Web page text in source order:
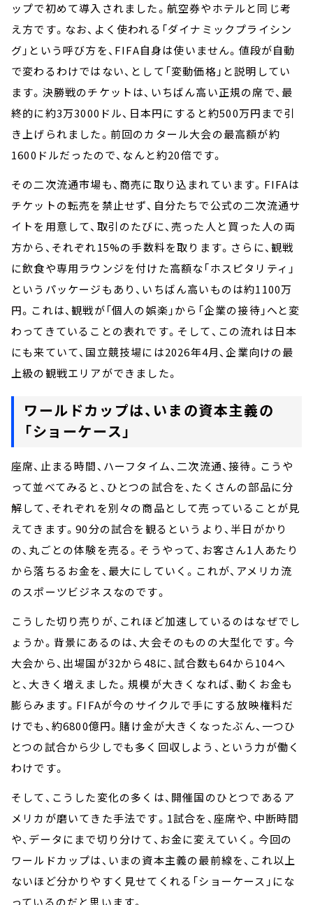
ップで初めて導入されました。航空券やホテルと同じ考
え方です。なお、よく使われる「ダイナミックプライシン
グ」という呼び方を、FIFA自身は使いません。値段が自動
で変わるわけではない、として「変動価格」と説明してい
ます。決勝戦のチケットは、いちばん高い正規の席で、最
終的に約3万3000ドル、日本円にすると約500万円まで引
き上げられました。前回のカタール大会の最高額が約
1600ドルだったので、なんと約20倍です。
その二次流通市場も、商売に取り込まれています。FIFAは
チケットの転売を禁止せず、自分たちで公式の二次流通サ
イトを用意して、取引のたびに、売った人と買った人の両
方から、それぞれ15%の手数料を取ります。さらに、観戦
に飲食や専用ラウンジを付けた高額な「ホスピタリティ」
というパッケージもあり、いちばん高いものは約1100万
円。これは、観戦が「個人の娯楽」から「企業の接待」へと変
わってきていることの表れです。そして、この流れは日本
にも来ていて、国立競技場には2026年4月、企業向けの最
上級の観戦エリアができました。
ワールドカップは、いまの資本主義の
「ショーケース」
座席、止まる時間、ハーフタイム、二次流通、接待。こうや
って並べてみると、ひとつの試合を、たくさんの部品に分
解して、それぞれを別々の商品として売っていることが見
えてきます。90分の試合を観るというより、半日がかり
の、丸ごとの体験を売る。そうやって、お客さん1人あたり
から落ちるお金を、最大にしていく。これが、アメリカ流
のスポーツビジネスなのです。
こうした切り売りが、これほど加速しているのはなぜでし
ょうか。背景にあるのは、大会そのものの大型化です。今
大会から、出場国が32から48に、試合数も64から104へ
と、大きく増えました。規模が大きくなれば、動くお金も
膨らみます。FIFAが今のサイクルで手にする放映権料だ
けでも、約6800億円。賭け金が大きくなったぶん、一つひ
とつの試合から少しでも多く回収しよう、という力が働く
わけです。
そして、こうした変化の多くは、開催国のひとつであるア
メリカが磨いてきた手法です。1試合を、座席や、中断時間
や、データにまで切り分けて、お金に変えていく。今回の
ワールドカップは、いまの資本主義の最前線を、これ以上
ないほど分かりやすく見せてくれる「ショーケース」にな
っているのだと思います。